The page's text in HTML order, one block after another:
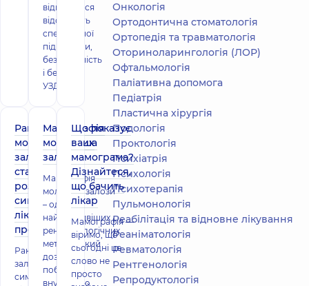
відносяться
відсутність
спеціальної
підготовки,
безболісність
і безпека.
УЗД з
Рак
молочної
залози –
стадії
розвитку,
симптоми,
лікування,
прогнози
Рак молочної
залози –
симптоми,
Мамографія
молочних
залоз
Мамографія
молочної залози
– один із
найважливіших
рентгенологічних
методів, який
дозволяє
побачити
внутрішню
Що показує
ваша
мамограма?
Дізнайтеся,
що бачить
лікар
Мамографія —
віримо, що
сьогодні це
слово не
просто
Онкологія
Ортодонтична стоматологія
Ортопедія та травматологія
Оториноларингологія (ЛОР)
Офтальмологія
Паліативна допомога
Педіатрія
Пластична хірургія
Подологiя
Проктологія
Психіатрія
Психологія
Психотерапія
Пульмонологія
Реабілітація та відновне лікування
Реаніматологія
Ревматологія
Рентгенологія
Репродуктологія